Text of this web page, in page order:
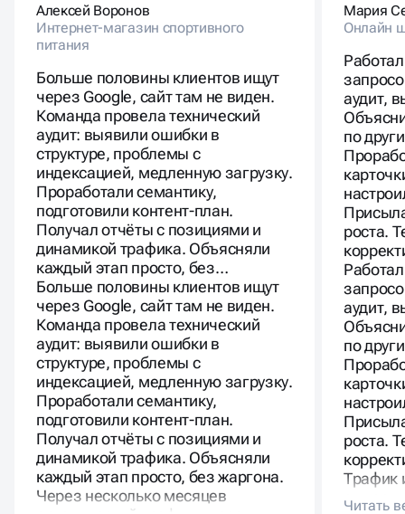
Алексей Воронов
Интернет-магазин спортивного
питания
Больше половины клиентов ищут
через Google, сайт там не виден.
Команда провела технический
аудит: выявили ошибки в
структуре, проблемы с
индексацией, медленную загрузку.
Проработали семантику,
подготовили контент-план.
Получал отчёты с позициями и
динамикой трафика. Объясняли
каждый этап просто, без…
Больше половины клиентов ищут
через Google, сайт там не виден.
Команда провела технический
аудит: выявили ошибки в
структуре, проблемы с
индексацией, медленную загрузку.
Проработали семантику,
подготовили контент-план.
Получал отчёты с позициями и
динамикой трафика. Объясняли
каждый этап просто, без жаргона.
Через несколько месяцев
Мария
Онлайн
аудит,
по
роста.
аудит,
по
роста.
Трафик